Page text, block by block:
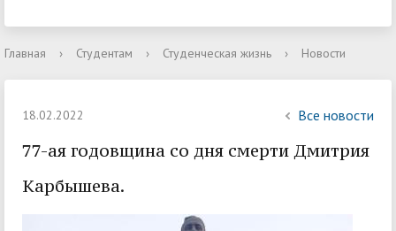
Главная › Студентам › Студенческая жизнь › Новости
18.02.2022 Все новости
77-ая годовщина со дня смерти Дмитрия
Карбышева.